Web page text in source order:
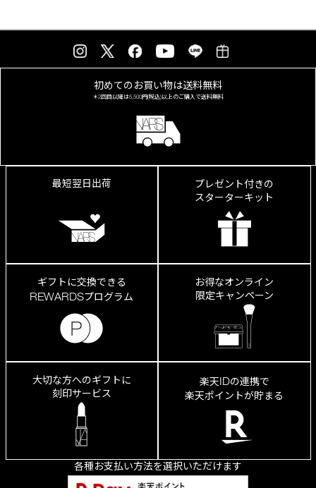
初めてのお買い物は送料無料
＊2回目以降は5,500円(税込)以上のご購入で送料無料
最短翌日出荷
プレゼント付きの
スターターキット
ギフトに交換できる
REWARDSプログラム
お得なオンライン
限定キャンペーン
大切な方へのギフトに
刻印サービス
楽天IDの連携で
楽天ポイントが貯まる
各種お支払い方法を選択いただけます